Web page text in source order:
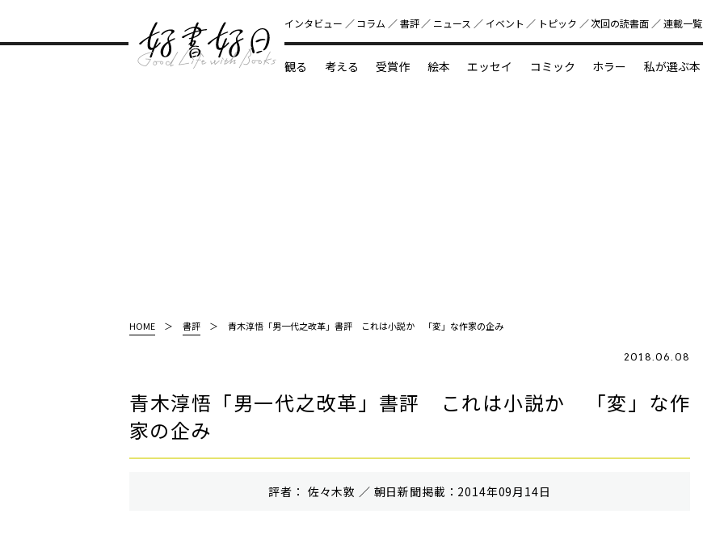
好書好日
インタビュー コラム 書評 ニュース イベント トピック 次回の読書⾯ 連載一覧
観る 考える 受賞作 絵本 エッセイ コミック ホラー 私が選ぶ本
HOME 書評 青木淳悟「男一代之改革」書評 これは小説か 「変」な作家の企み
2018.06.08
青木淳悟「男一代之改革」書評 これは小説か 「変」な作
家の企み
評者： 佐々木敦 ／ 朝⽇新聞掲載：2014年09月14日